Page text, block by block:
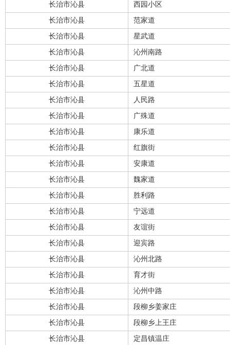
长治市沁县 西园小区
长治市沁县 范家道
长治市沁县 星武道
长治市沁县 沁州南路
长治市沁县 广北道
长治市沁县 五星道
长治市沁县 人民路
长治市沁县 广殊道
长治市沁县 康乐道
长治市沁县 红旗街
长治市沁县 安康道
长治市沁县 魏家道
长治市沁县 胜利路
长治市沁县 宁远道
长治市沁县 友谊街
长治市沁县 迎宾路
长治市沁县 沁州北路
长治市沁县 育才街
长治市沁县 沁州中路
长治市沁县 段柳乡姜家庄
长治市沁县 段柳乡上王庄
长治市沁县 定昌镇温庄